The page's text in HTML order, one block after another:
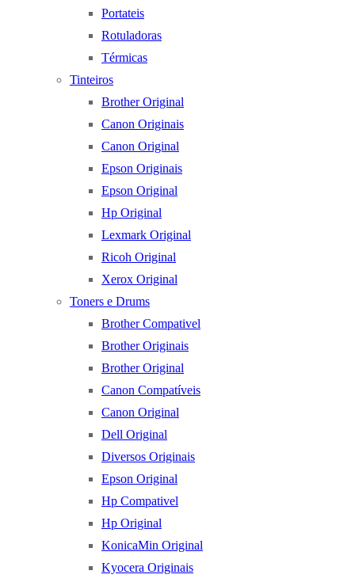
Portateis
Rotuladoras
Térmicas
Tinteiros
Brother Original
Canon Originais
Canon Original
Epson Originais
Epson Original
Hp Original
Lexmark Original
Ricoh Original
Xerox Original
Toners e Drums
Brother Compativel
Brother Originais
Brother Original
Canon Compatíveis
Canon Original
Dell Original
Diversos Originais
Epson Original
Hp Compativel
Hp Original
KonicaMin Original
Kyocera Originais